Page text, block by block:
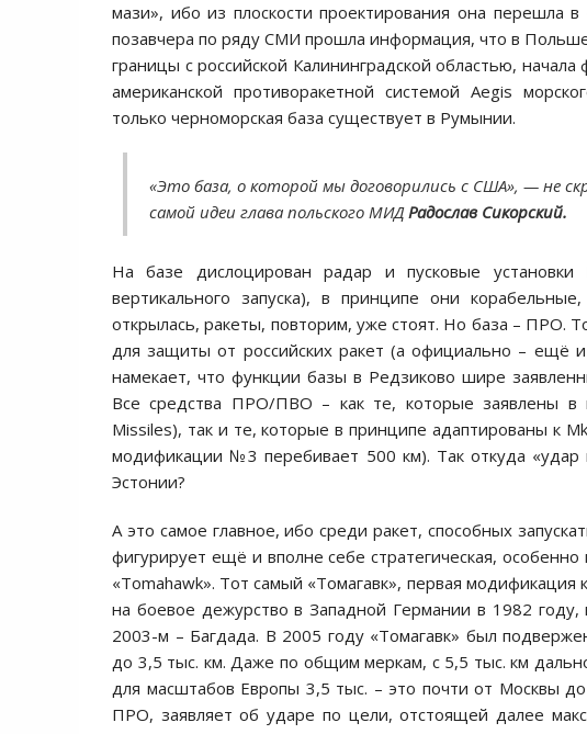
мази», ибо из плоскости проектирования она перешла
позавчера по ряду СМИ прошла информация, что в
границы с российской Калининградской областью,
американской противоракетной системой Aegis
только черноморская база существует в Румынии.
«Это база, о которой мы договорились с США», — не
самой идеи глава польского МИДРадослав Сикорский.
На базе дислоцирован радар и пусковые
вертикального запуска), в принципе они
открылась, ракеты, повторим, уже стоят. Но база – ПРО.
для защиты от российских ракет (а официально – ещё
намекает, что функции базы в Редзиково шире
Все средства ПРО/ПВО – как те, которые заявлены в
Missiles), так и те, которые в принципе адаптированы к
модификации №3 перебивает 500 км). Так откуда «удар
Эстонии?
А это самое главное, ибо среди ракет, способных
фигурирует ещё и вполне себе стратегическая,
«Tomahawk». Тот самый «Томагавк», первая
на боевое дежурство в Западной Германии в 1982
2003-м – Багдада. В 2005 году «Томагавк» был
до 3,5 тыс. км. Даже по общим меркам, с 5,5 тыс. км
для масштабов Европы 3,5 тыс. – это почти от Москвы
ПРО, заявляет об ударе по цели, отстоящей далее